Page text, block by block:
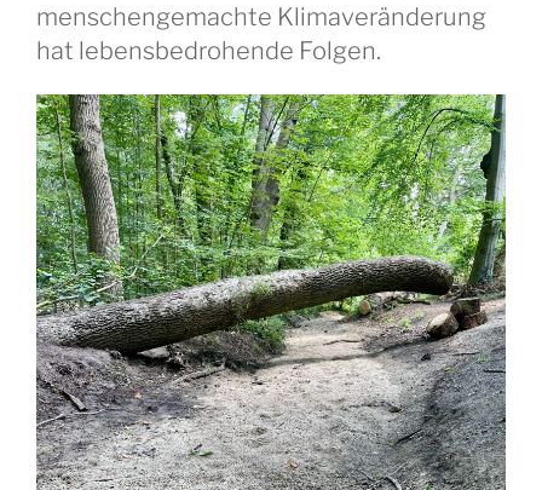
menschengemachte Klimaveränderung
hat lebensbedrohende Folgen.